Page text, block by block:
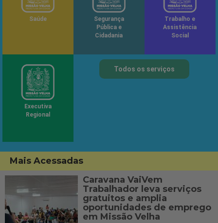
Saúde
Segurança
Pública e
Cidadania
Trabalho e
Assistência
Social
Executiva
Regional
Todos os serviços
Mais Acessadas
Caravana VaiVem
Trabalhador leva serviços
gratuitos e amplia
oportunidades de emprego
em Missão Velha